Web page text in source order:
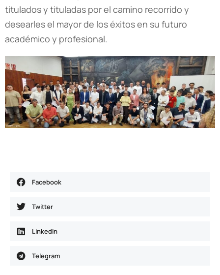
titulados y tituladas por el camino recorrido y
desearles el mayor de los éxitos en su futuro
académico y profesional.
Facebook
Twitter
LinkedIn
Telegram